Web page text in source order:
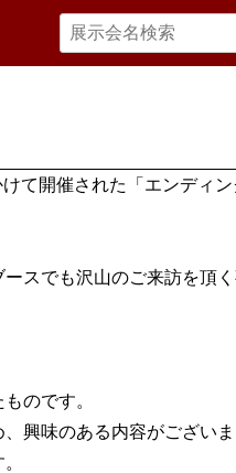
て開催された「エンディ
スでも沢山のご来訪を頂
のです。
興味のある内容がござい